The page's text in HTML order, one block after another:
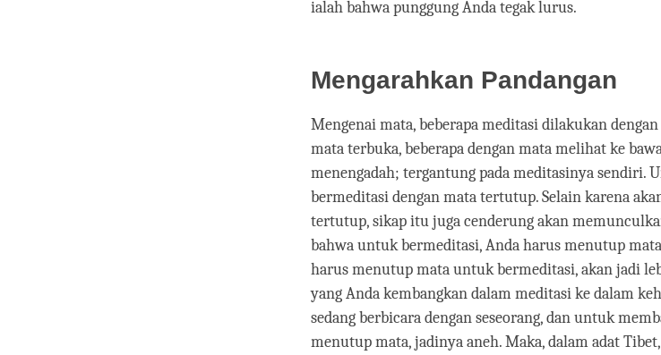
ialah bahwa punggung Anda tegak lurus.
Mengarahkan Pandangan
Mengenai mata, beberapa meditasi dilakukan
mata terbuka, beberapa dengan mata melihat ke
menengadah; tergantung pada meditasinya sendiri.
bermeditasi dengan mata tertutup. Selain karena
tertutup, sikap itu juga cenderung akan
bahwa untuk bermeditasi, Anda harus menutup
harus menutup mata untuk bermeditasi, akan jadi
yang Anda kembangkan dalam meditasi ke dalam
sedang berbicara dengan seseorang, dan untuk
menutup mata, jadinya aneh. Maka, dalam adat